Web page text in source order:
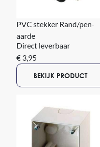
PVC stekker Rand/pen-
aarde
Direct leverbaar
€ 3,95
BEKIJK PRODUCT